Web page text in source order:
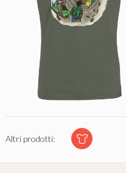
Altri prodotti: